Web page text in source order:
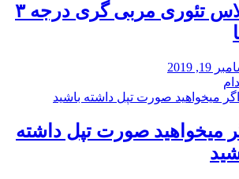
کلاس تئوری مربی گری درجه ۳
19, 2019
میخواهید صورت تپل داشته